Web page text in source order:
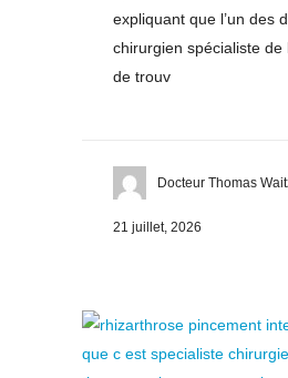
expliquant que l’un des
chirurgien spécialiste de
de trouv
Docteur Thomas
21 juillet, 2026